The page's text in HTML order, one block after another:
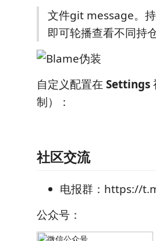
文件git message。
即可轮播查看不同持
自定义配置在 Settings
制）：
社区交流
电报群：https://
公众号：